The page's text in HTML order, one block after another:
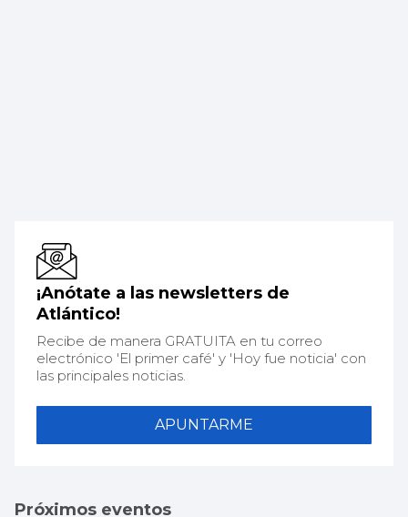
¡Anótate a las newsletters de
Atlántico!
Recibe de manera GRATUITA en tu correo
electrónico 'El primer café' y 'Hoy fue noticia' con
las principales noticias.
APUNTARME
Próximos eventos